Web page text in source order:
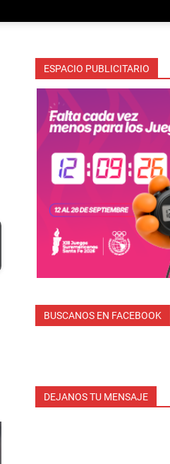
ESPACIO PUBLICITARIO
BUSCANOS EN FACEBOOK
DEJANOS TU MENSAJE